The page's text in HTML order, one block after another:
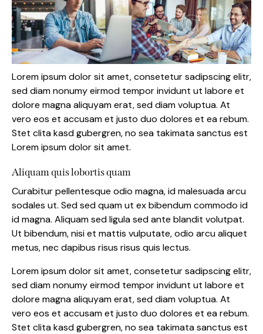
Lorem ipsum dolor sit amet, consetetur sadipscing elitr,
sed diam nonumy eirmod tempor invidunt ut labore et
dolore magna aliquyam erat, sed diam voluptua. At
vero eos et accusam et justo duo dolores et ea rebum.
Stet clita kasd gubergren, no sea takimata sanctus est
Lorem ipsum dolor sit amet.
Aliquam quis lobortis quam
Curabitur pellentesque odio magna, id malesuada arcu
sodales ut. Sed sed quam ut ex bibendum commodo id
id magna. Aliquam sed ligula sed ante blandit volutpat.
Ut bibendum, nisi et mattis vulputate, odio arcu aliquet
metus, nec dapibus risus risus quis lectus.
Lorem ipsum dolor sit amet, consetetur sadipscing elitr,
sed diam nonumy eirmod tempor invidunt ut labore et
dolore magna aliquyam erat, sed diam voluptua. At
vero eos et accusam et justo duo dolores et ea rebum.
Stet clita kasd gubergren, no sea takimata sanctus est